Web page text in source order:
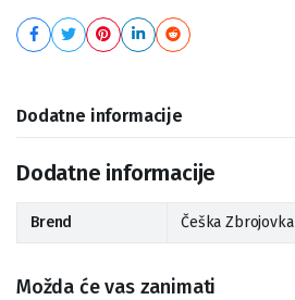
Dodatne informacije
Dodatne informacije
Brend Češka Zbrojovka
Možda će vas zanimati